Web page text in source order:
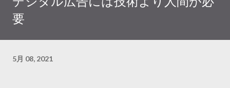
要
5月 08, 2021